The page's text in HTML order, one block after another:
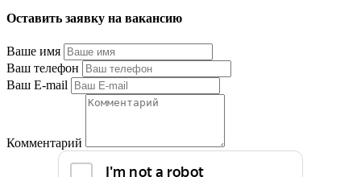
Оставить заявку на вакансию
Ваше имя
Ваш телефон
Ваш E-mail
Комментарий